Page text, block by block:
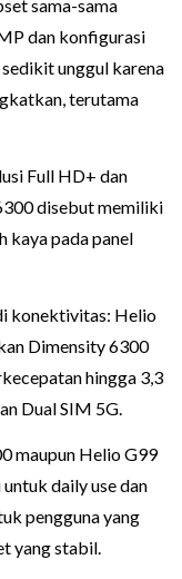
sama-sama
dan konfigurasi
unggul karena
terutama
Full HD+ dan
disebut memiliki
kaya pada panel
konektivitas: Helio
Dimensity 6300
hingga 3,3
Dual SIM 5G.
maupun Helio G99
daily use dan
pengguna yang
yang stabil.